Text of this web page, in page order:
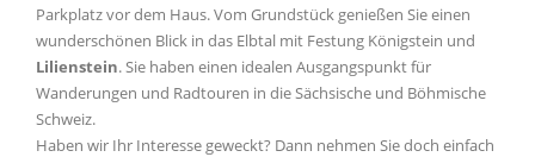
Parkplatz vor dem Haus. Vom Grundstück genießen Sie einen
wunderschönen Blick in das Elbtal mit Festung Königstein und
Lilienstein. Sie haben einen idealen Ausgangspunkt für
Wanderungen und Radtouren in die Sächsische und Böhmische
Schweiz.
Haben wir Ihr Interesse geweckt? Dann nehmen Sie doch einfach